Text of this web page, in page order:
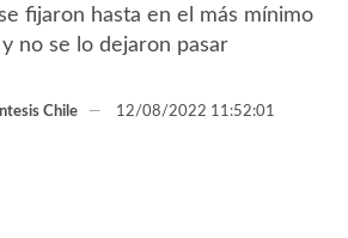
fijaron hasta en el más mínimo
no se lo dejaron pasar
Chile 12/08/2022 11:52:01